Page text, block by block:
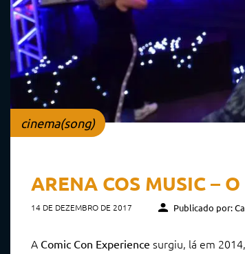
cinema(song)
ARENA COS MUSIC –
14 DE DEZEMBRO DE 2017 Publicado por:
A Comic Con Experience surgiu, lá em